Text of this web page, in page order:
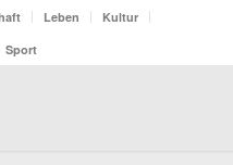
Leben
Kultur
Sport